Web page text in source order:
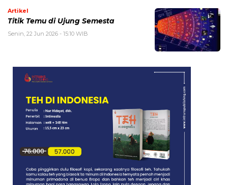
Artikel
Titik Temu di Ujung Semesta
Senin, 22 Jun 2026 - 15:10 WIB